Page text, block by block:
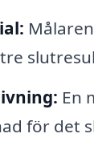
En
för det